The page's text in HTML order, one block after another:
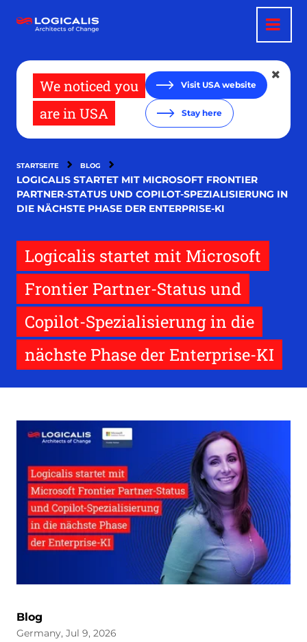
zum
Inhalt
We noticed you
are in USA
Visit USA website
Stay here
STARTSEITE BLOG
LOGICALIS STARTET MIT MICROSOFT FRONTIER
PARTNER-STATUS UND COPILOT-SPEZIALISIERUNG IN
DIE NÄCHSTE PHASE DER ENTERPRISE-KI
Logicalis startet mit Microsoft
Frontier Partner-Status und
Copilot-Spezialisierung in die
nächste Phase der Enterprise-KI
Blog
Germany, Jul 9, 2026